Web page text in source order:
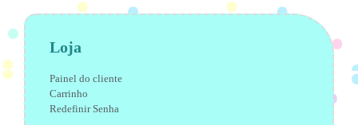
Loja
Painel do cliente
Carrinho
Redefinir Senha